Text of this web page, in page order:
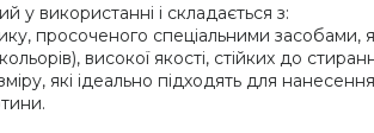
використанні і складається з:
просоченого спеціальними засобами,
високої якості, стійких до
які ідеально підходять для